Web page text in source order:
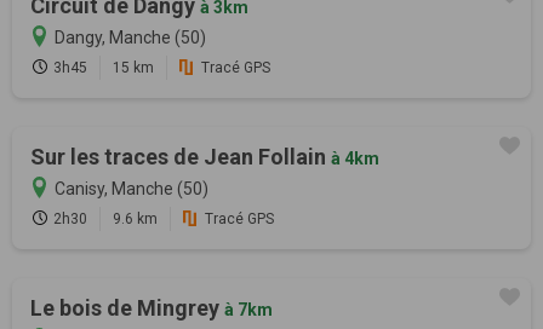
Circuit de Dangy à 3km
Dangy, Manche (50)
3h45 15 km Tracé GPS
Sur les traces de Jean Follain à 4km
Canisy, Manche (50)
2h30 9.6 km Tracé GPS
Le bois de Mingrey à 7km